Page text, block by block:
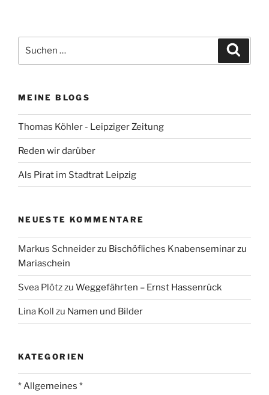
nach:
MEINE BLOGS
Thomas Köhler - Leipziger Zeitung
Reden wir darüber
Als Pirat im Stadtrat Leipzig
NEUESTE KOMMENTARE
Markus Schneiderzu Bischöfliches Knabenseminar zu
Mariaschein
Svea Plötzzu Weggefährten – Ernst Hassenrück
Lina Koll zu Namen und Bilder
KATEGORIEN
* Allgemeines *